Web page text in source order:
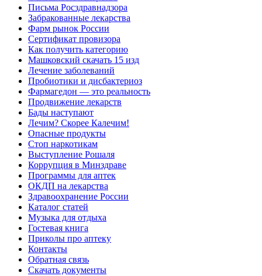
Письма Росздравнадзора
Забракованные лекарства
Фарм рынок России
Сертификат провизора
Как получить категорию
Машковский скачать 15 изд
Лечение заболеваний
Пробиотики и дисбактериоз
Фармагедон — это реальность
Продвижение лекарств
Бады наступают
Лечим? Скорее Калечим!
Опасные продукты
Стоп наркотикам
Выступление Рошаля
Коррупция в Минздраве
Программы для аптек
ОКДП на лекарства
Здравоохранение России
Каталог статей
Музыка для отдыха
Гостевая книга
Приколы про аптеку
Контакты
Обратная связь
Скачать документы